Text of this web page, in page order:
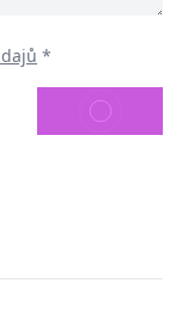
*
ODESLAT